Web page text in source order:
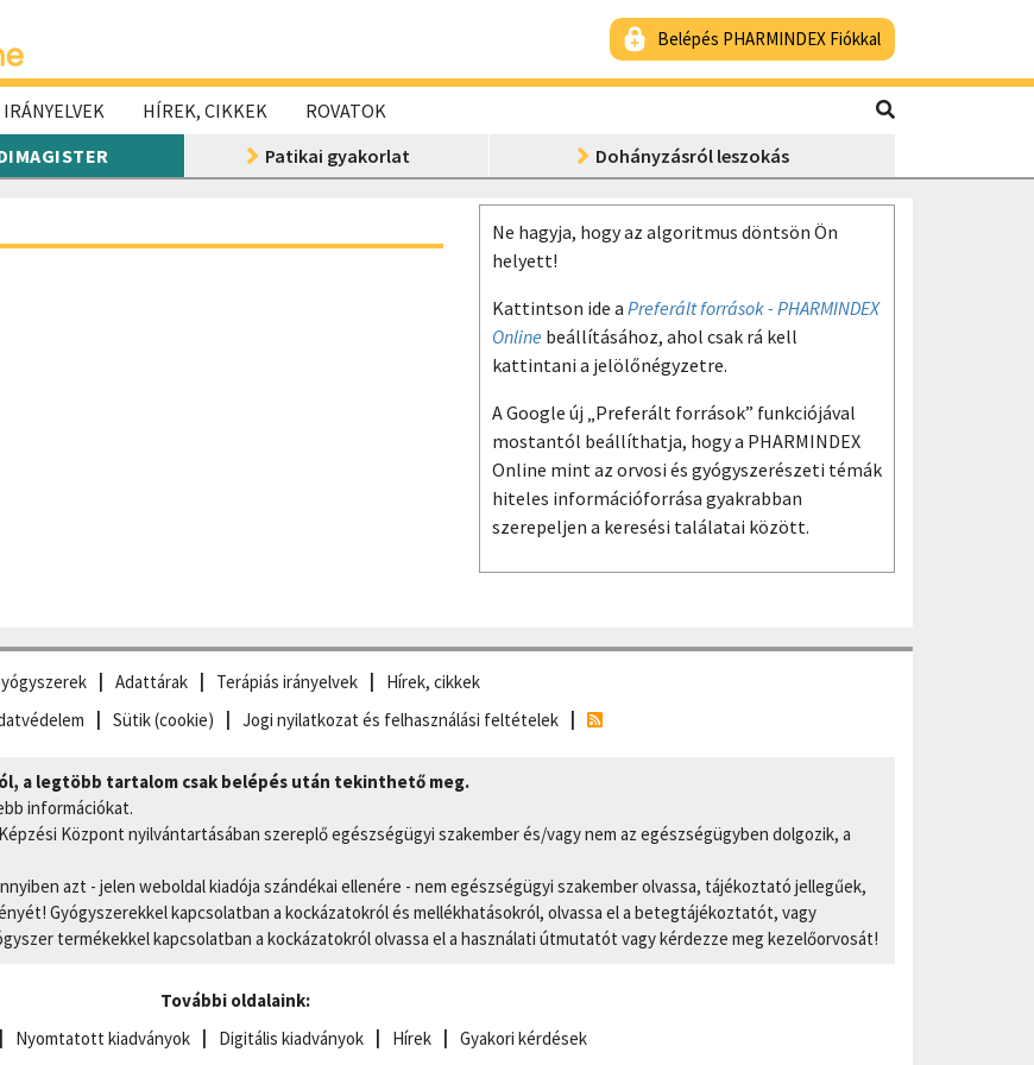
Belépés PHARMINDEX Fiókkal
HÍREK, CIKKEK
ROVATOK
Patikai gyakorlat Dohányzásról leszokás
Ne hagyja, hogy az algoritmus döntsön Ön
helyett!
Kattintson ide a Preferált források - PHARMINDEX
Online beállításához, ahol csak rá kell
kattintani a jelölőnégyzetre.
A Google új „Preferált források” funkciójával
mostantól beállíthatja, hogy a PHARMINDEX
Online mint az orvosi és gyógyszerészeti témák
hiteles információforrása gyakrabban
szerepeljen a keresési találatai között.
Adattárak Terápiás irányelvek
Hírek, cikkek
Sütik (cookie) Jogi nyilatkozat és felhasználási feltételek
a legtöbb tartalom csak belépés után tekinthető meg.
információkat.
Központ nyilvántartásában szereplő egészségügyi szakember és/vagy nem az egészségügyben dolgozik, a
azt - jelen weboldal kiadója szándékai ellenére - nem egészségügyi szakember olvassa, tájékoztató jellegűek,
Gyógyszerekkel kapcsolatban a kockázatokról és mellékhatásokról, olvassa el a betegtájékoztatót, vagy
termékekkel kapcsolatban a kockázatokról olvassa el a használati útmutatót vagy kérdezze meg kezelőorvosát!
További oldalaink:
Nyomtatott kiadványok Digitális kiadványok Hírek Gyakori kérdések